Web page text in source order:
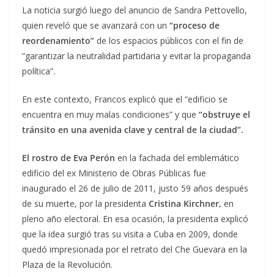
La noticia surgió luego del anuncio de Sandra Pettovello,
quien reveló que se avanzará con un “proceso de
reordenamiento” de los espacios públicos con el fin de
“garantizar la neutralidad partidaria y evitar la propaganda
política”.
En este contexto, Francos explicó que el “edificio se
encuentra en muy malas condiciones” y que “obstruye el
tránsito en una avenida clave y central de la ciudad”.
El rostro de Eva Perón en la fachada del emblemático
edificio del ex Ministerio de Obras Públicas fue
inaugurado el 26 de julio de 2011, justo 59 años después
de su muerte, por la presidenta Cristina Kirchner, en
pleno año electoral. En esa ocasión, la presidenta explicó
que la idea surgió tras su visita a Cuba en 2009, donde
quedó impresionada por el retrato del Che Guevara en la
Plaza de la Revolución.